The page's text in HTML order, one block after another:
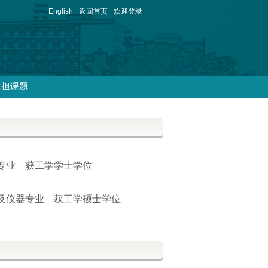
English 返回首页 欢迎登录
课题
业 获工学学士学位
仪器专业 获工学硕士学位